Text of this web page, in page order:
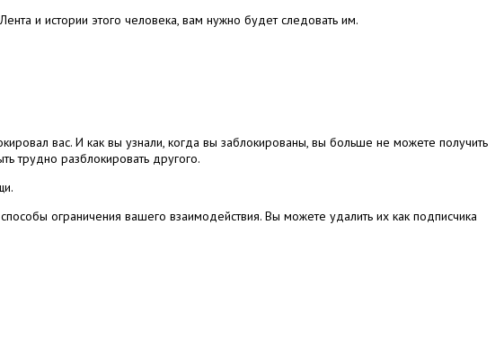
и истории этого человека, вам нужно будет следовать им.
вас. И как вы узнали, когда вы заблокированы, вы больше не можете получить
трудно разблокировать другого.
ограничения вашего взаимодействия. Вы можете удалить их как подписчика